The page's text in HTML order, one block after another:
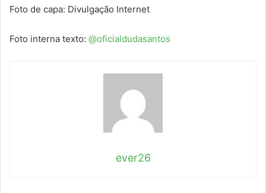
Foto de capa: Divulgação Internet
Foto interna texto: @oficialdudasantos
ever26